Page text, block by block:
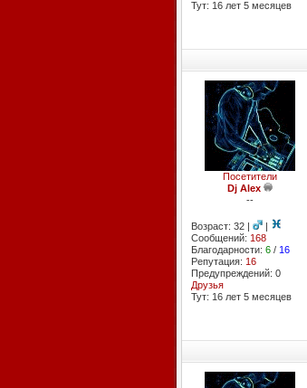
Тут: 16 лет 5 месяцев
Посетители
Dj Alex
--
Возраст: 32 |
|
Сообщений: 168
Благодарности: 6/ 16
Репутация: 16
Предупреждений: 0
Друзья
Тут: 16 лет 5 месяцев